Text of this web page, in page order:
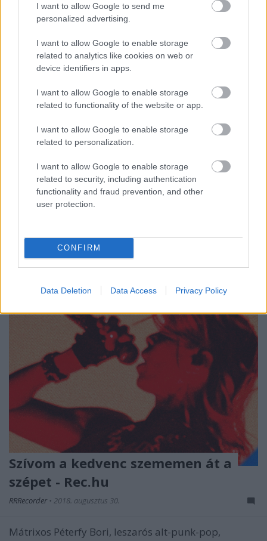
I want to allow Google to send me
personalized advertising.
I want to allow Google to enable storage
related to analytics like cookies on web or
device identifiers in apps.
I want to allow Google to enable storage
related to functionality of the website or app.
I want to allow Google to enable storage
related to personalization.
I want to allow Google to enable storage
related to security, including authentication
functionality and fraud prevention, and other
user protection.
CONFIRM
Data Deletion Data Access Privacy Policy
Négynapos fesztiválszezon - ilyen
volt a 2020-as Fekete Zaj Fesztivál
FRecorder•2020. augusztus 27.
Zenei eklektika, összművészet, elővigyázatosság,
közösségépítés, összetartás és egy jókora adag
szerencse. Röviden nagyjából így lehetne
összefoglalni, hogy milyen volt az idei nyár egyetlen
pedig a részletekre is kíváncsi az alább megtalálja
Szívom a kedvenc szememen át a
szépet - Rec.hu
RRRecorder • 2018. augusztus 30.
Mátrixos Péterfy Bori, leszarós alt-punk-pop,